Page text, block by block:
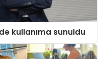
kullanıma sunuldu